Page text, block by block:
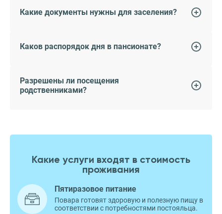
Какие документы нужны для заселения?
Каков распорядок дня в пансионате?
Разрешены ли посещения
родственниками?
Какие услуги входят в стоимость
проживания
Пятиразовое питание
Повара готовят здоровую и полезную пищу в
соответствии с потребностями постояльца.